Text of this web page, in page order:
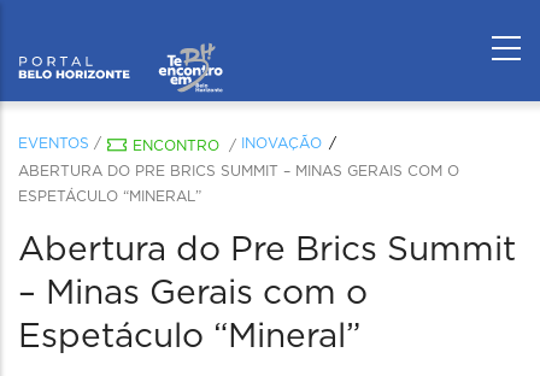
EVENTOS / ENCONTRO /
INOVAÇÃO
ABERTURA DO PRE BRICS SUMMIT – MINAS GERAIS COM O
ESPETÁCULO “MINERAL”
Abertura do Pre Brics Summit
– Minas Gerais com o
Espetáculo “Mineral”